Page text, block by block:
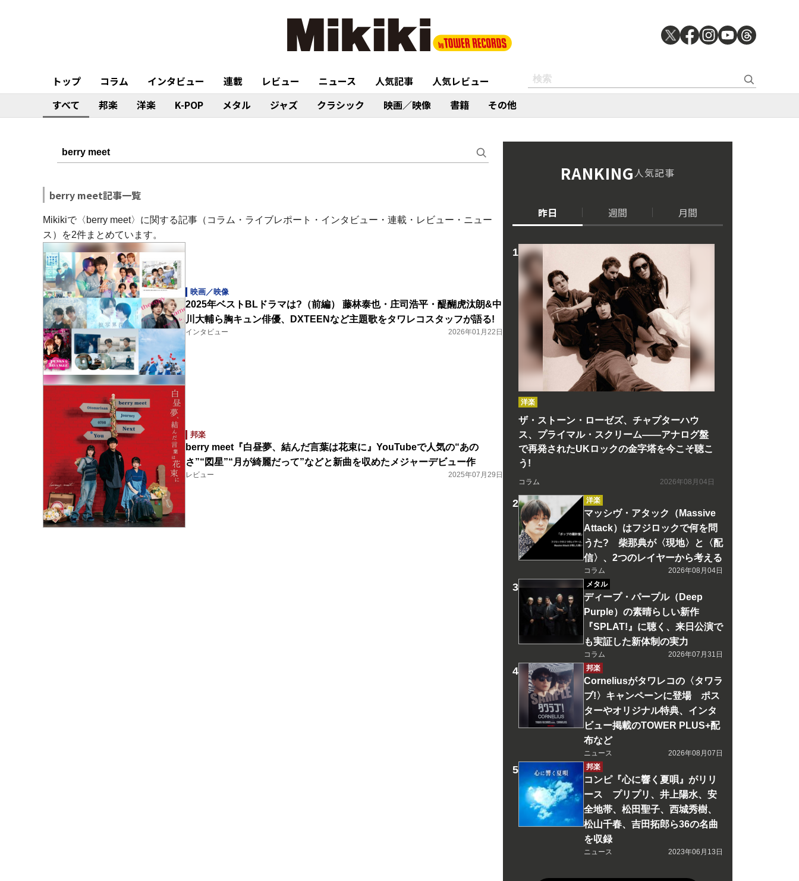
トップ コラム インタビュー 連載 レビュー ニュース 人気記事
人気レビュー
すべて
邦楽 洋楽 K-POP メタル ジャズ クラシック 映画／映像 書籍 その他
berry meet記事一覧
Mikikiで〈berry meet〉に関する記事（コラム・ライブレポート・インタビュー・連載・レビュー・ニュー
ス）を2件まとめています。
映画／映像
2025年ベストBLドラマは?（前編） 藤林泰也・庄司浩平・醍醐虎汰朗&中
川大輔ら胸キュン俳優、DXTEENなど主題歌をタワレコスタッフが語る!
インタビュー 2026年01月22日
邦楽
berry meet『白昼夢、結んだ言葉は花束に』YouTubeで人気の“あの
さ”“図星”“月が綺麗だって”などと新曲を収めたメジャーデビュー作
レビュー 2025年07月29日
RANKING人気記事
昨日 週間 月間
洋楽
ザ・ストーン・ローゼズ、チャプターハウ
ス、プライマル・スクリーム――アナログ盤
で再発されたUKロックの金字塔を今こそ聴こ
う!
コラム 2026年08月04日
洋楽
マッシヴ・アタック（Massive
Attack）はフジロックで何を問
うた? 柴那典が〈現地〉と〈配
信〉、2つのレイヤーから考える
コラム
2026年08月04日
メタル
ディープ・パープル（Deep
Purple）の素晴らしい新作
『SPLAT!』に聴く、来日公演で
も実証した新体制の実力
コラム
2026年07月31日
邦楽
Corneliusがタワレコの〈タワラ
ブ!〉キャンペーンに登場 ポス
ターやオリジナル特典、インタ
ビュー掲載のTOWER PLUS+配
布など
ニュース
2026年08月07日
邦楽
コンピ『心に響く夏唄』がリリ
ース プリプリ、井上陽水、安
全地帯、松田聖子、西城秀樹、
松山千春、吉田拓郎ら36の名曲
を収録
ニュース 2023年06月13日